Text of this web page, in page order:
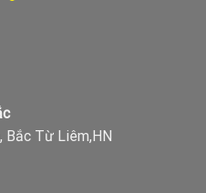
Bắc Từ Liêm,HN